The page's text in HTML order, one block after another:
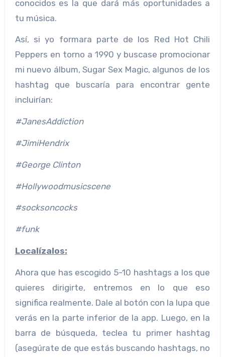
conocidos es la que dará más oportunidades a
tu música.
Así, si yo formara parte de los Red Hot Chili
Peppers en torno a 1990 y buscase promocionar
mi nuevo álbum, Sugar Sex Magic, algunos de los
hashtag que buscaría para encontrar gente
incluirían:
#JanesAddiction
#JimiHendrix
#George Clinton
#Hollywoodmusicscene
#socksoncocks
#funk
Localízalos:
Ahora que has escogido 5-10 hashtags a los que
quieres dirigirte, entremos en lo que eso
significa realmente. Dale al botón con la lupa que
verás en la parte inferior de la app. Luego, en la
barra de búsqueda, teclea tu primer hashtag
(asegúrate de que estás buscando hashtags, no